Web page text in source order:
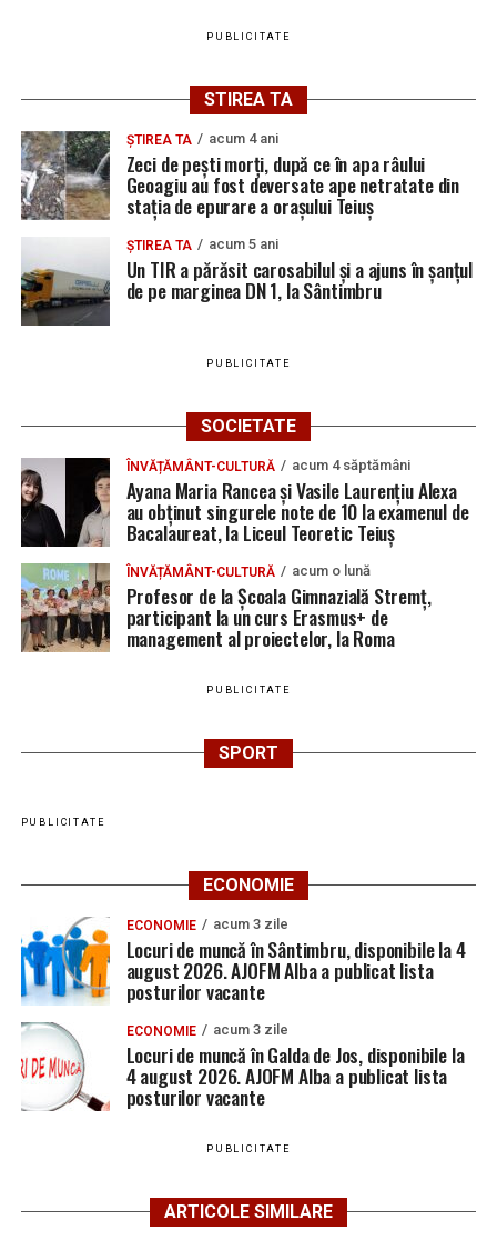
PUBLICITATE
STIREA TA
ȘTIREA TA acum 4 ani
Zeci de pești morți, după ce în apa râului
Geoagiu au fost deversate ape netratate din
stația de epurare a orașului Teiuș
ȘTIREA TA acum 5 ani
Un TIR a părăsit carosabilul și a ajuns în șanțul
de pe marginea DN 1, la Sântimbru
PUBLICITATE
SOCIETATE
ÎNVĂȚĂMÂNT-CULTURĂ acum 4 săptămâni
Ayana Maria Rancea și Vasile Laurențiu Alexa
au obținut singurele note de 10 la examenul de
Bacalaureat, la Liceul Teoretic Teiuș
ÎNVĂȚĂMÂNT-CULTURĂ acum o lună
Profesor de la Școala Gimnazială Stremț,
participant la un curs Erasmus+ de
management al proiectelor, la Roma
PUBLICITATE
SPORT
PUBLICITATE
ECONOMIE
ECONOMIE acum 3 zile
Locuri de muncă în Sântimbru, disponibile la 4
august 2026. AJOFM Alba a publicat lista
posturilor vacante
ECONOMIE acum 3 zile
Locuri de muncă în Galda de Jos, disponibile la
4 august 2026. AJOFM Alba a publicat lista
posturilor vacante
PUBLICITATE
ARTICOLE SIMILARE